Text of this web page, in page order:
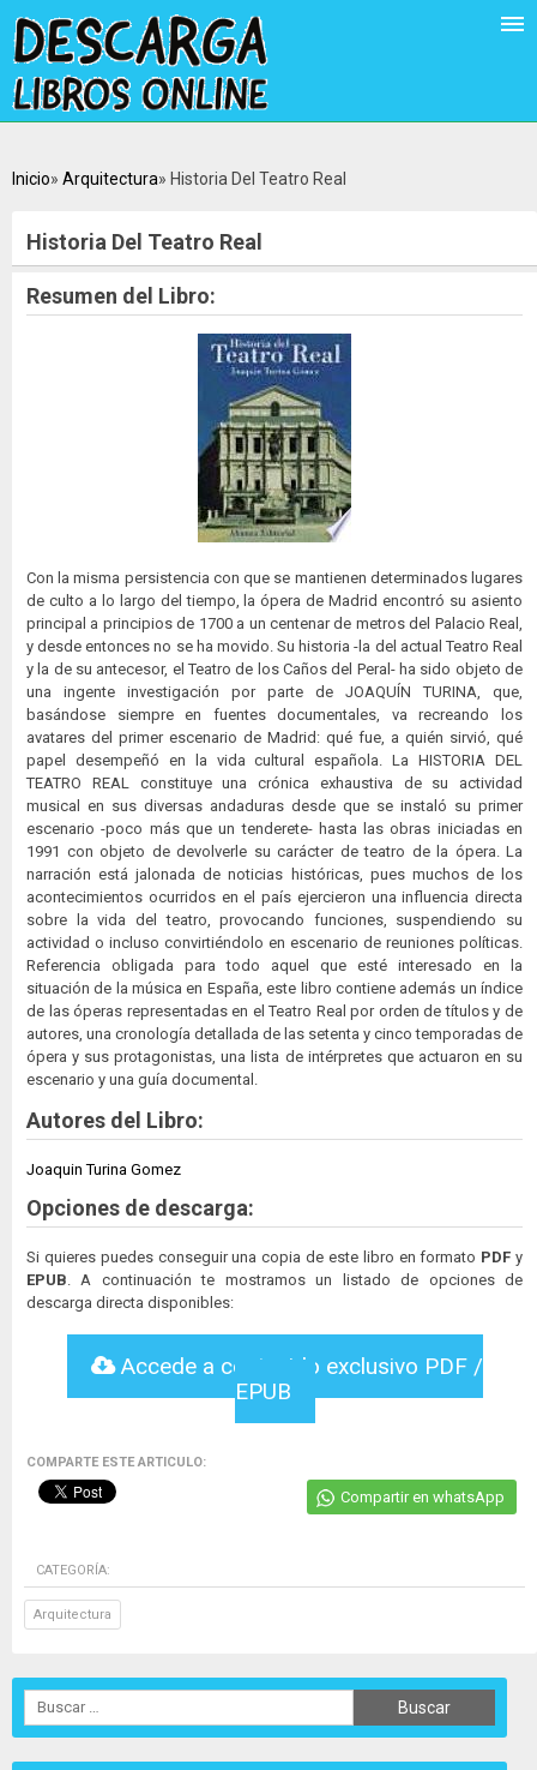
Inicio Arquitectura Historia Del Teatro Real
Historia Del Teatro Real
Resumen del Libro:
Con la misma persistencia con que se mantienen determinados lugares
de culto a lo largo del tiempo, la ópera de Madrid encontró su asiento
principal a principios de 1700 a un centenar de metros del Palacio Real,
y desde entonces no se ha movido. Su historia -la del actual Teatro Real
y la de su antecesor, el Teatro de los Caños del Peral- ha sido objeto de
una ingente investigación por parte de JOAQUÍN TURINA, que,
basándose siempre en fuentes documentales, va recreando los
avatares del primer escenario de Madrid: qué fue, a quién sirvió, qué
papel desempeñó en la vida cultural española. La HISTORIA DEL
TEATRO REAL constituye una crónica exhaustiva de su actividad
musical en sus diversas andaduras desde que se instaló su primer
escenario -poco más que un tenderete- hasta las obras iniciadas en
1991 con objeto de devolverle su carácter de teatro de la ópera. La
narración está jalonada de noticias históricas, pues muchos de los
acontecimientos ocurridos en el país ejercieron una influencia directa
sobre la vida del teatro, provocando funciones, suspendiendo su
actividad o incluso convirtiéndolo en escenario de reuniones políticas.
Referencia obligada para todo aquel que esté interesado en la
situación de la música en España, este libro contiene además un índice
de las óperas representadas en el Teatro Real por orden de títulos y de
autores, una cronología detallada de las setenta y cinco temporadas de
ópera y sus protagonistas, una lista de intérpretes que actuaron en su
escenario y una guía documental.
Autores del Libro:
Joaquin Turina Gomez
Opciones de descarga:
Si quieres puedes conseguir una copia de este libro en formato PDF y
EPUB . A continuación te mostramos un listado de opciones de
descarga directa disponibles:
Accede a contenido exclusivo PDF /
EPUB
COMPARTE ESTE ARTICULO:
Compartir en whatsApp
CATEGORÍA:
Arquitectura